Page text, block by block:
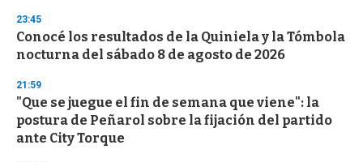
s
e
c
o
d
s
23:45
Conocé los resultados de la Quiniela y la Tómbola
nocturna del sábado 8 de agosto de 2026
21:59
"Que se juegue el fin de semana que viene": la
postura de Peñarol sobre la fijación del partido
ante City Torque